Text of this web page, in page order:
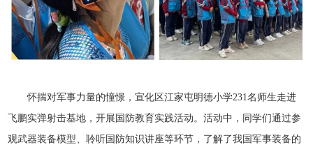
怀揣对军事力量的憧憬，宣化区江家屯明德小学231名师生走进
飞鹏实弹射击基地，开展国防教育实践活动。活动中，同学们通过参
观武器装备模型、聆听国防知识讲座等环节，了解了我国军事装备的